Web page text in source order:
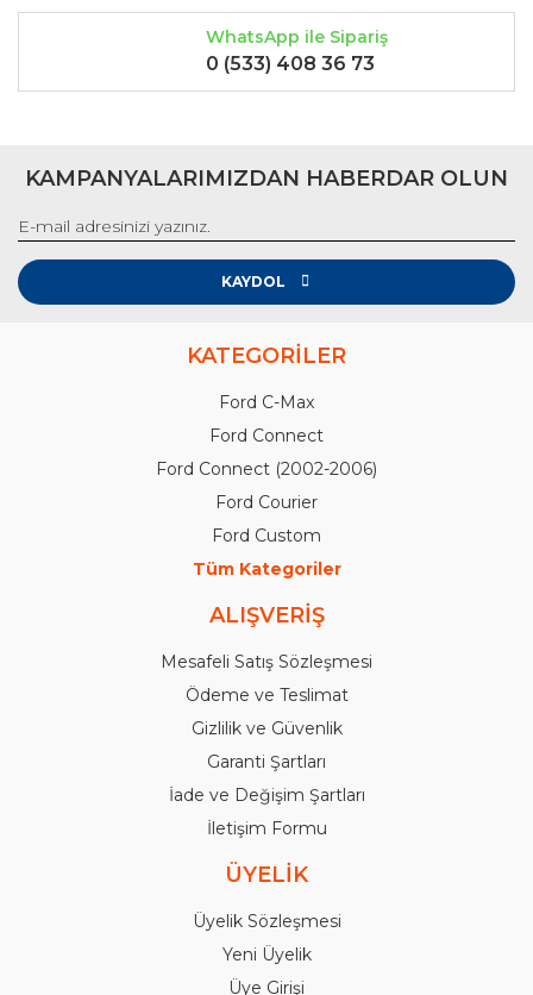
WhatsApp ile Sipariş
0 (533) 408 36 73
KAMPANYALARIMIZDAN HABERDAR OLUN
KAYDOL
KATEGORİLER
Ford C-Max
Ford Connect
Ford Connect (2002-2006)
Ford Courier
Ford Custom
Tüm Kategoriler
ALIŞVERİŞ
Mesafeli Satış Sözleşmesi
Ödeme ve Teslimat
Gizlilik ve Güvenlik
Garanti Şartları
İade ve Değişim Şartları
İletişim Formu
ÜYELİK
Üyelik Sözleşmesi
Yeni Üyelik
Üye Girişi